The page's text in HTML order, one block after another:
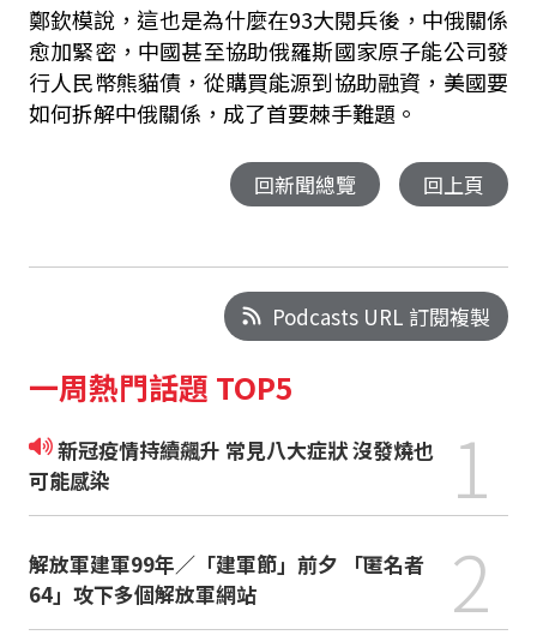
鄭欽模說，這也是為什麼在93大閱兵後，中俄關係
愈加緊密，中國甚至協助俄羅斯國家原子能公司發
行人民幣熊貓債，從購買能源到協助融資，美國要
如何拆解中俄關係，成了首要棘手難題。
回新聞總覽 回上頁
Podcasts URL 訂閱複製
一周熱門話題 TOP5
新冠疫情持續飆升 常見八大症狀 沒發燒也
可能感染
1
解放軍建軍99年／「建軍節」前夕 「匿名者
64」攻下多個解放軍網站
2